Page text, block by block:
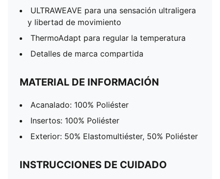
ULTRAWEAVE para una sensación ultraligera
y libertad de movimiento
ThermoAdapt para regular la temperatura
Detalles de marca compartida
MATERIAL DE INFORMACIÓN
Acanalado: 100% Poliéster
Insertos: 100% Poliéster
Exterior: 50% Elastomultiéster, 50% Poliéster
INSTRUCCIONES DE CUIDADO